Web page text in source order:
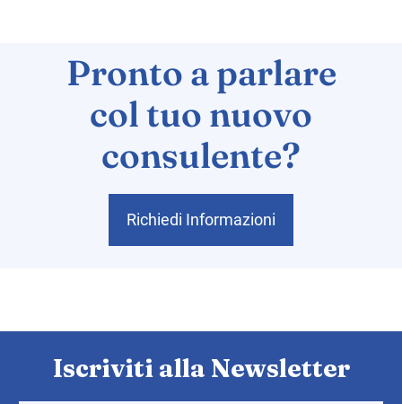
Pronto a parlare
col tuo nuovo
consulente?
Richiedi Informazioni
Iscriviti alla Newsletter